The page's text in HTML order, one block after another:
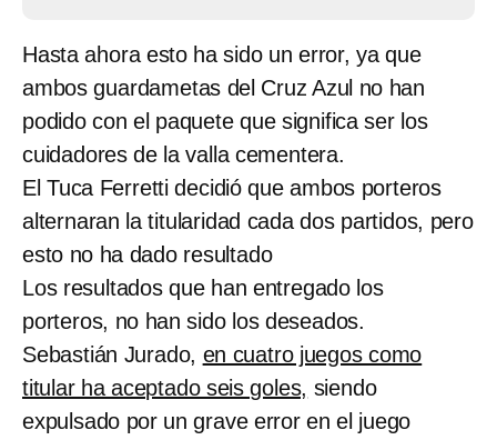
Hasta ahora esto ha sido un error, ya que
ambos guardametas del Cruz Azul no han
podido con el paquete que significa ser los
cuidadores de la valla cementera.
El Tuca Ferretti decidió que ambos porteros
alternaran la titularidad cada dos partidos, pero
esto no ha dado resultado
Los resultados que han entregado los
porteros, no han sido los deseados.
Sebastián Jurado, en cuatro juegos como
titular ha aceptado seis goles, siendo
expulsado por un grave error en el juego